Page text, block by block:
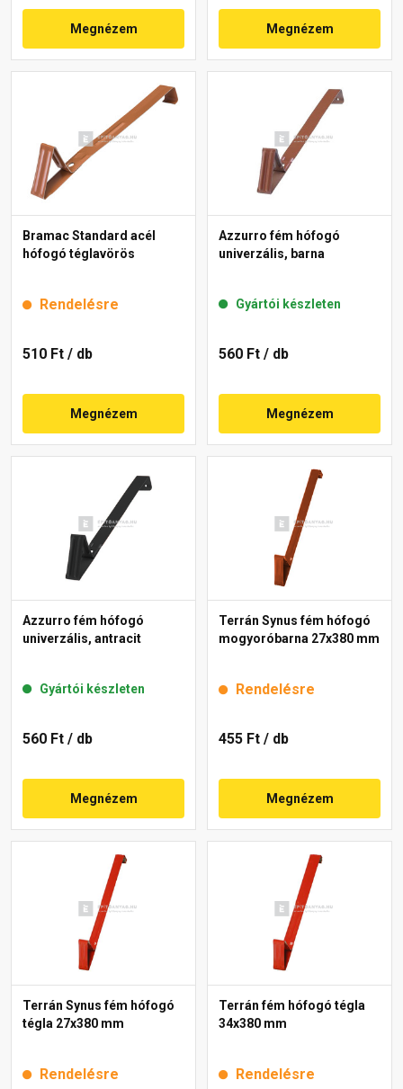
Megnézem Megnézem
Bramac Standard acél
hófogó téglavörös
Rendelésre
510 Ft / db
Megnézem
Azzurro fém hófogó
univerzális, barna
Gyártói készleten
560 Ft / db
Megnézem
Azzurro fém hófogó
univerzális, antracit
Gyártói készleten
560 Ft / db
Megnézem
Terrán Synus fém hófogó
mogyoróbarna 27x380 mm
Rendelésre
455 Ft / db
Megnézem
Terrán Synus fém hófogó
tégla 27x380 mm
Rendelésre
Terrán fém hófogó tégla
34x380 mm
Rendelésre